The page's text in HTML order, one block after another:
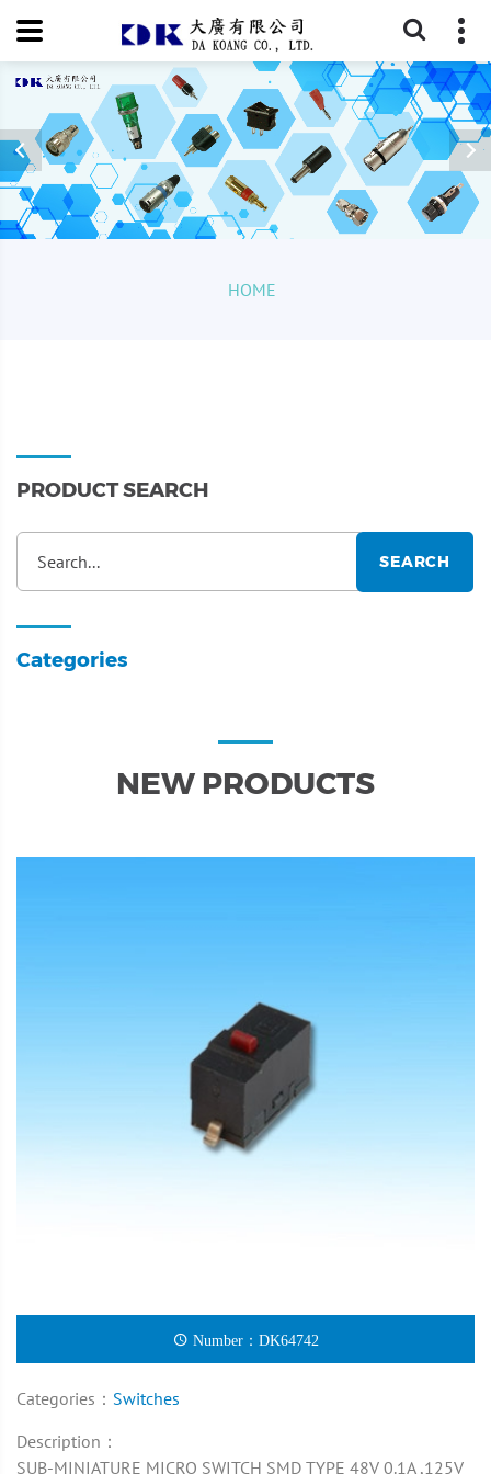
HOME
PRODUCT SEARCH
Search... SEARCH
Categories
NEW PRODUCTS
Number：DK64742
Categories： Switches
Description：
SUB-MINIATURE MICRO SWITCH SMD TYPE 48V 0.1A ,125V